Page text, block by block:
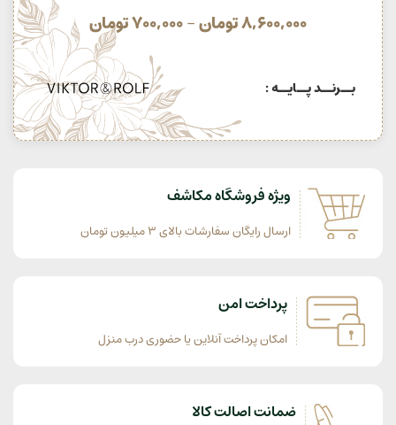
8,600,000تومان–
700,000تومان
بــرنــد پــایــه :
ویژه فروشگاه مکاشف
ارسال رایگان سفارشات بالای 3 میلیون تومان
پرداخت امن
امکان پرداخت آنلاین یا حضوری درب منزل
ضمانت اصالت کالا